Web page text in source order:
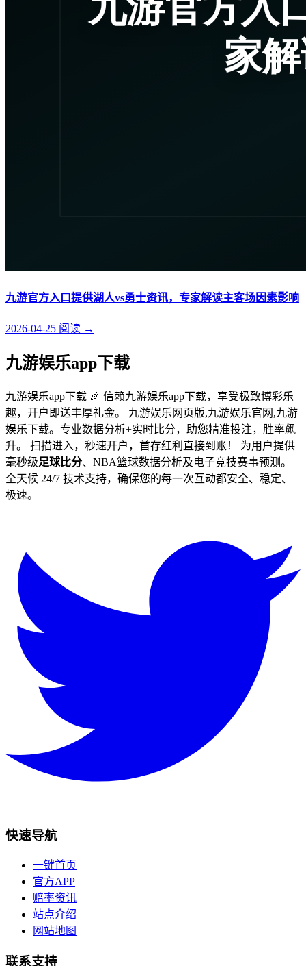
九游官方入口提供湖人vs勇士资讯，专家解读主客场因素影响
2026-04-25 阅读 →
九游娱乐app下载
九游娱乐app下载 🎉 信赖九游娱乐app下载，享受极致博彩乐
趣，开户即送丰厚礼金。 九游娱乐网页版,九游娱乐官网,九游
娱乐下载。专业数据分析+实时比分，助您精准投注，胜率飙
升。 扫描进入，秒速开户，首存红利直接到账！ 为用户提供
毫秒级足球比分、NBA篮球数据分析及电子竞技赛事预测。
全天候 24/7 技术支持，确保您的每一次互动都安全、稳定、
极速。
快速导航
一键首页
官方APP
赔率资讯
站点介绍
网站地图
联系支持